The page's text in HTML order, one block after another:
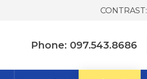
CONTRAST:
Phone: 097.543.8686